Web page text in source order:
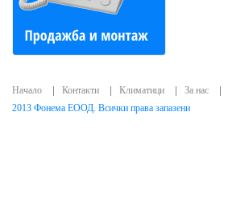
Начало Контакти Климатици За нас
2013 Фонема ЕООД. Всички права запазени